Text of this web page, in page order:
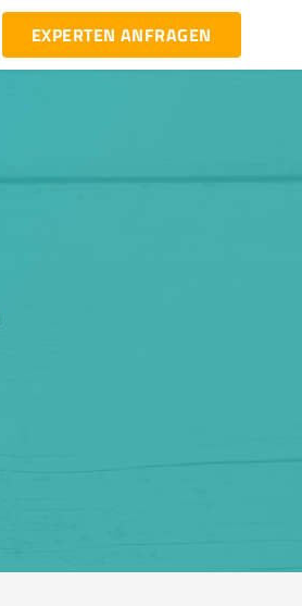
EXPERTEN ANFRAGEN